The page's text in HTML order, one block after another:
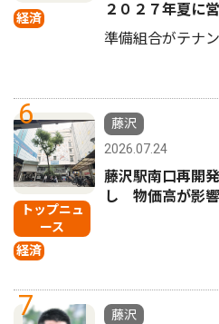
経済
２０２７年夏に
準備組合がテナ
6
トップニュ
ース
経済
藤沢
2026.07.24
藤沢駅南口再開
し 物価高が影
7
藤沢